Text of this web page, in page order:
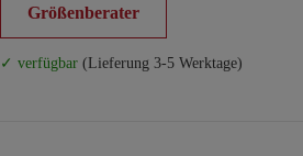
Größenberater
✓ verfügbar (Lieferung 3-5 Werktage)